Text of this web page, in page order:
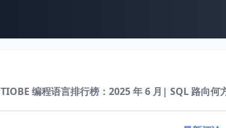
TIOBE 编程语言排行榜：2025 年 6 月| SQL 路向何